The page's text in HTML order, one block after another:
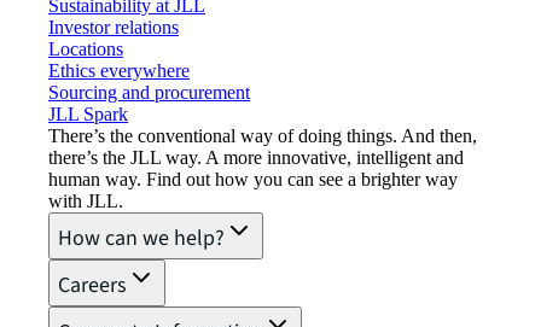
Sustainability at JLL
Investor relations
Locations
Ethics everywhere
Sourcing and procurement
JLL Spark
There’s the conventional way of doing things. And then,
there’s the JLL way. A more innovative, intelligent and
human way. Find out how you can see a brighter way
with JLL.
How can we help?
Careers